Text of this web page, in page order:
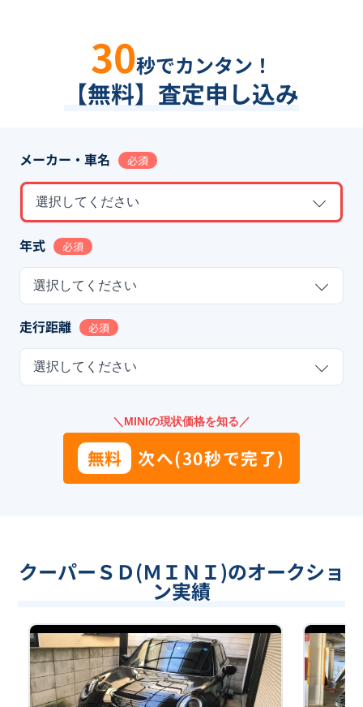
30秒でカンタン！
【無料】査定申し込み
メーカー・車名 必須
選択してください
年式 必須
選択してください
走行距離 必須
選択してください
＼MINIの現状価格を知る／
無料 次へ(30秒で完了)
クーパーＳＤ(ＭＩＮＩ)のオークショ
ン実績